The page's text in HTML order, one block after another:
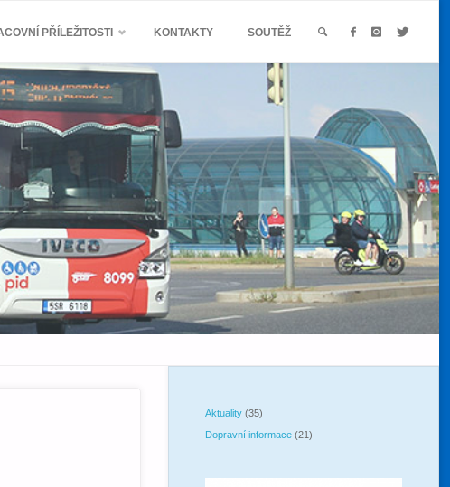
PŘÍLEŽITOSTI KONTAKTY SOUTĚŽ
Aktuality(35)
Dopravní informace(21)